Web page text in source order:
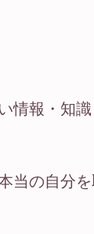
情報・知
当の自分